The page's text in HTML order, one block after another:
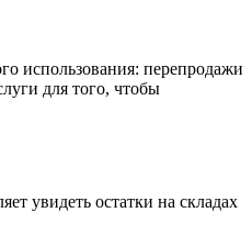
использования: перепродажи
для того, чтобы
увидеть остатки на складах